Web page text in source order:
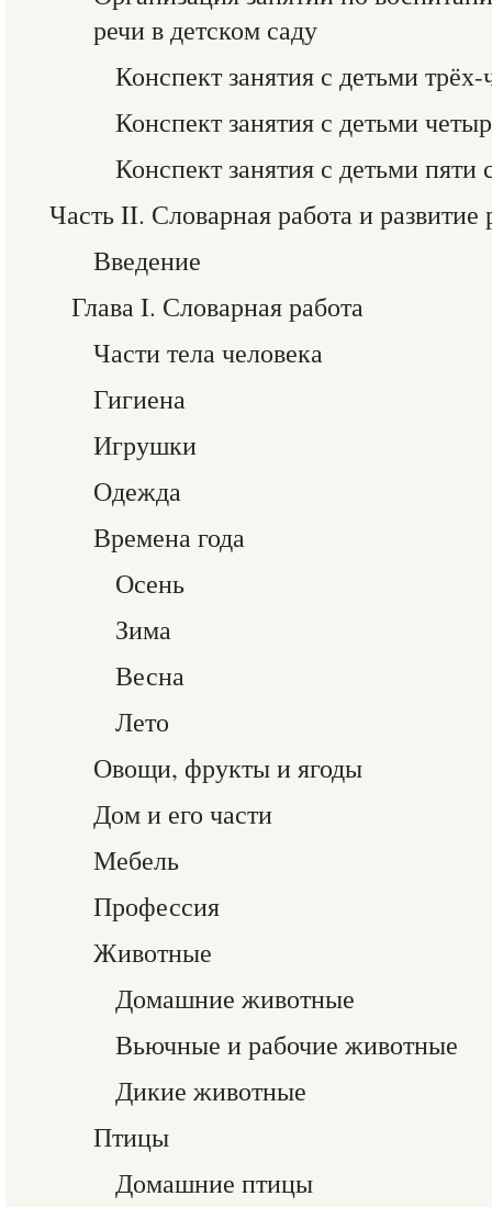
речи в детском саду
Конспект занятия с детьми
Конспект занятия с детьми
Конспект занятия с детьми
Часть II. Словарная работа и развитие
Введение
Глава I. Словарная работа
Части тела человека
Гигиена
Игрушки
Одежда
Времена года
Осень
Зима
Весна
Лето
Овощи, фрукты и ягоды
Дом и его части
Мебель
Профессия
Животные
Домашние животные
Вьючные и рабочие животные
Дикие животные
Птицы
Домашние птицы